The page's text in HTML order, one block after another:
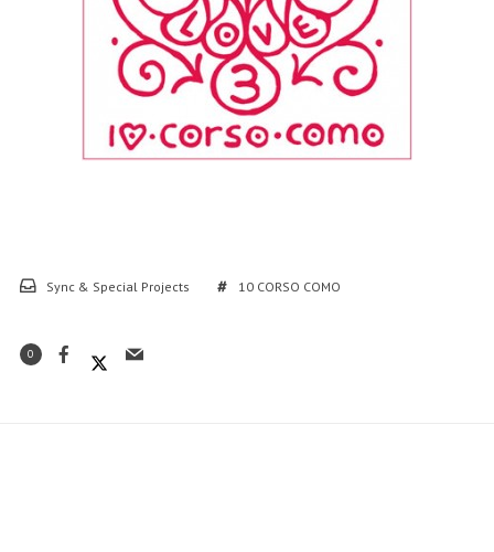
Sync & Special Projects 10 CORSO COMO
0